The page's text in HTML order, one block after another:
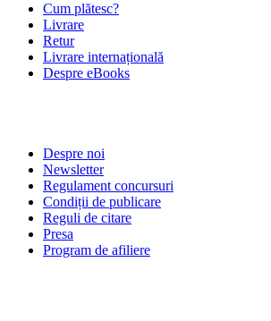
Cum plătesc?
Livrare
Retur
Livrare internațională
Despre eBooks
Despre noi
Newsletter
Regulament concursuri
Condiții de publicare
Reguli de citare
Presa
Program de afiliere